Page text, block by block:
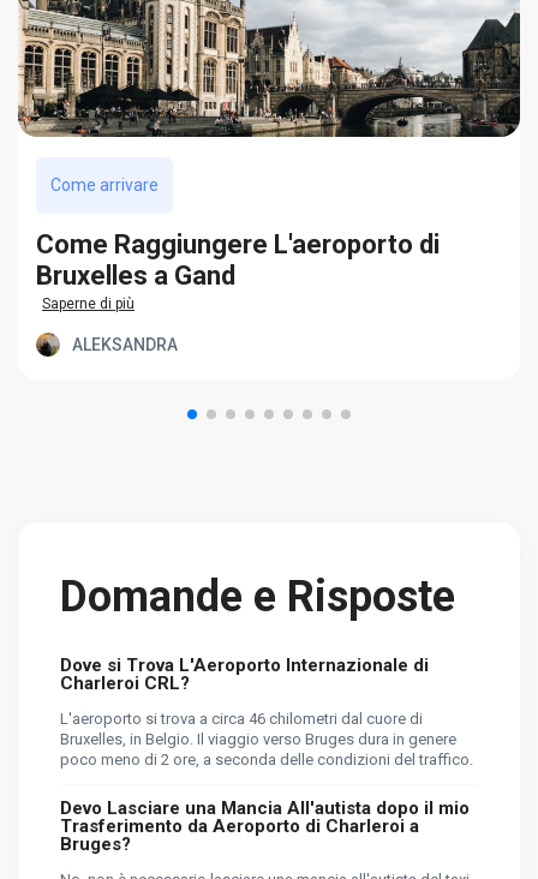
Come arrivare
Come Raggiungere L'aeroporto di
Bruxelles a Gand
Saperne di più
ALEKSANDRA
Domande e Risposte
Dove si Trova L'Aeroporto Internazionale di
Charleroi CRL?
L'aeroporto si trova a circa 46 chilometri dal cuore di
Bruxelles, in Belgio. Il viaggio verso Bruges dura in genere
poco meno di 2 ore, a seconda delle condizioni del traffico.
Devo Lasciare una Mancia All'autista dopo il mio
Trasferimento da Aeroporto di Charleroi a
Bruges?